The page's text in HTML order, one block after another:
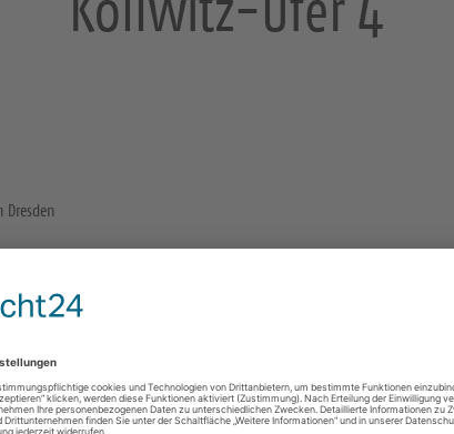
Dresden
Sonstige Räume und Orte
Gottesdienste
https://landing.churchdesk.com/de/e/